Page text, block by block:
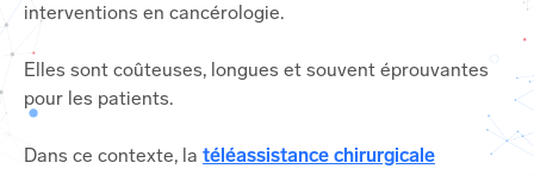
interventions en cancérologie.
Elles sont coûteuses, longues et souvent éprouvantes
pour les patients.
Dans ce contexte, la téléassistance chirurgicale